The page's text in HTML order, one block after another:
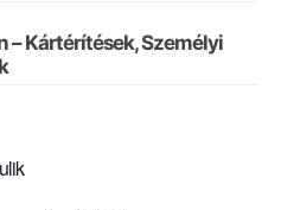
– Kártérítések, Személyi